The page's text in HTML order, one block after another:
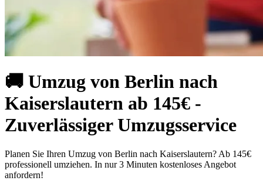
🚚 Umzug von Berlin nach
Kaiserslautern ab 145€ -
Zuverlässiger Umzugsservice
Planen Sie Ihren Umzug von Berlin nach Kaiserslautern? Ab 145€
professionell umziehen. In nur 3 Minuten kostenloses Angebot
anfordern!